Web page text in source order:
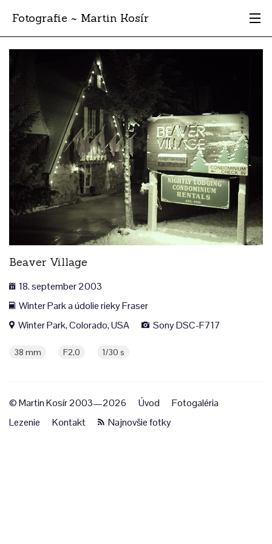
Fotografie ~ Martin Kosír
Moje obľúbené
Miesta
Archív
Vyhľadávanie
Beaver Village
18. september 2003
Winter Park a údolie rieky Fraser
Winter Park, Colorado, USA
Sony DSC-F717
38 mm F2,0 1/30 s
© Martin Kosír 2003—2026 Úvod
Fotogaléria
Lezenie
Kontakt Najnovšie fotky